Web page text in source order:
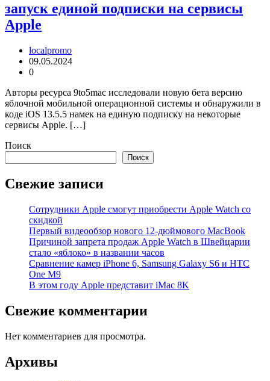
запуск единой подписки на сервисы
Apple
localpromo
09.05.2024
0
Авторы ресурса 9to5mac исследовали новую бета версию
яблочной мобильной операционной системы и обнаружили в
коде iOS 13.5.5 намек на единую подписку на некоторые
сервисы Apple. […]
Поиск
Поиск
Свежие записи
Сотрудники Apple смогут приобрести Apple Watch со
скидкой
Первый видеообзор нового 12-дюймового MacBook
Причиной запрета продаж Apple Watch в Швейцарии
стало «яблоко» в названии часов
Cравнение камер iPhone 6, Samsung Galaxy S6 и HTC
One M9
В этом году Apple представит iMac 8K
Свежие комментарии
Нет комментариев для просмотра.
Архивы